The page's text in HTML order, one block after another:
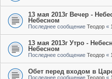
13 мая 2013г Вечер -
Небесном
Последнее сообщение Теодор «
13 мая 2013г Утро -
Небесном
Последнее сообщение Теодор «
Обет перед входом в
Последнее сообщение Теодор «